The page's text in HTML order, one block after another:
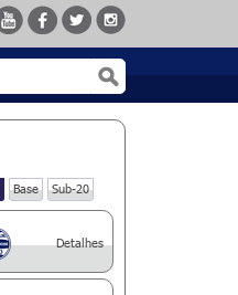
Base Sub-20
Detalhes